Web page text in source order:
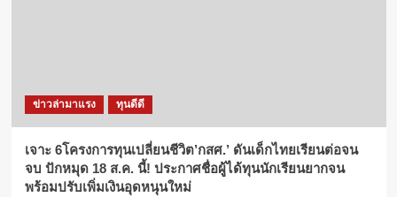
ข่าวล่ามาแรง ทุนดีดี
เจาะ 6โครงการทุนเปลี่ยนชีวิต’กสศ.’ ดันเด็กไทยเรียนต่อจน
จบ ปักหมุด 18 ส.ค. นี้! ประกาศชื่อผู้ได้ทุนนักเรียนยากจน
พร้อมปรับเพิ่มเงินอุดหนุนใหม่